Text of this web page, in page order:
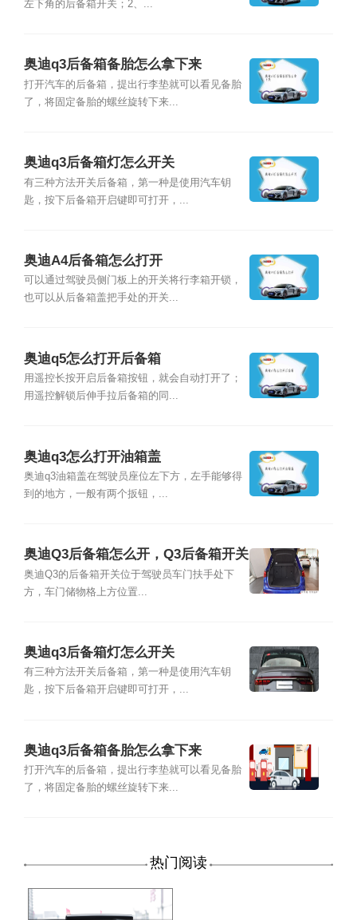
左下角的后备箱开关；2、...
奥迪q3后备箱备胎怎么拿下来
打开汽车的后备箱，提出行李垫就可以看见备胎
了，将固定备胎的螺丝旋转下来...
奥迪q3后备箱灯怎么开关
有三种方法开关后备箱，第一种是使用汽车钥
匙，按下后备箱开启键即可打开，...
奥迪A4后备箱怎么打开
可以通过驾驶员侧门板上的开关将行李箱开锁，
也可以从后备箱盖把手处的开关...
奥迪q5怎么打开后备箱
用遥控长按开启后备箱按钮，就会自动打开了；
用遥控解锁后伸手拉后备箱的同...
奥迪q3怎么打开油箱盖
奥迪q3油箱盖在驾驶员座位左下方，左手能够得
到的地方，一般有两个扳钮，...
奥迪Q3后备箱怎么开，Q3后备箱开关
位置及尺寸容积
奥迪Q3的后备箱开关位于驾驶员车门扶手处下
方，车门储物格上方位置...
奥迪q3后备箱灯怎么开关
有三种方法开关后备箱，第一种是使用汽车钥
匙，按下后备箱开启键即可打开，...
奥迪q3后备箱备胎怎么拿下来
打开汽车的后备箱，提出行李垫就可以看见备胎
了，将固定备胎的螺丝旋转下来...
热门阅读